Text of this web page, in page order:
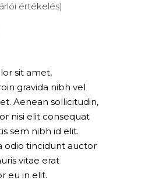
értékelés)
sit amet,
gravida nibh vel
Aenean sollicitudin,
nisi elit consequat
sem nibh id elit.
odio tincidunt auctor
vitae erat
eu in elit.